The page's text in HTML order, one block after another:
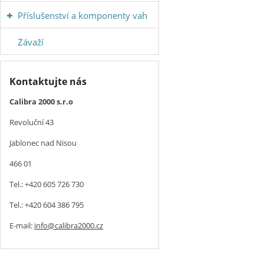
Příslušenství a komponenty vah
Závaží
Kontaktujte nás
Calibra 2000 s.r.o
Revoluční 43
Jablonec nad Nisou
466 01
Tel.: +420 605 726 730
Tel.: +420 604 386 795
E-mail: info@calibra2000.cz